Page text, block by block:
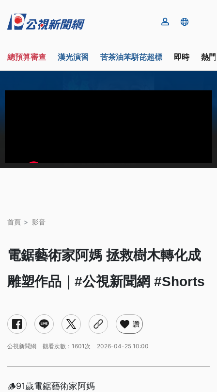
總預算審查 漢光演習 苦茶油苯駢芘超標 即時 熱
首頁 影音
電鋸藝術家阿媽 拯救樹木轉化成
雕塑作品｜#公視新聞網 #Shorts
讚
公視新聞網 觀看次數：1601次 2026-04-25 10:00
🪵91歲電鋸藝術家阿媽